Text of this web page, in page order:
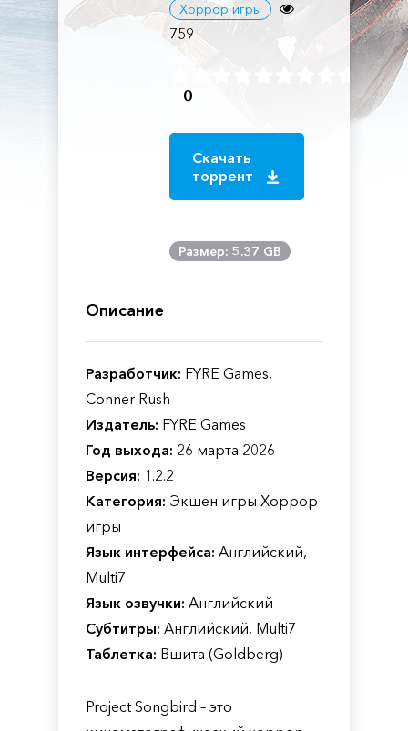
Хоррор игры
759
0
Скачать
торрент
Размер: 5.37 GB
Описание
Разработчик: FYRE Games,
Conner Rush
Издатель: FYRE Games
Год выхода: 26 марта 2026
Версия: 1.2.2
Категория: Экшен игры Хоррор
игры
Язык интерфейса: Английский,
Multi7
Язык озвучки: Английский
Субтитры: Английский, Multi7
Таблетка: Вшита (Goldberg)
Project Songbird – это